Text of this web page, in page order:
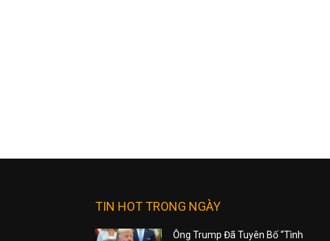
TIN HOT TRONG NGÀY
Ông Trump Đã Tuyên Bố “Tình